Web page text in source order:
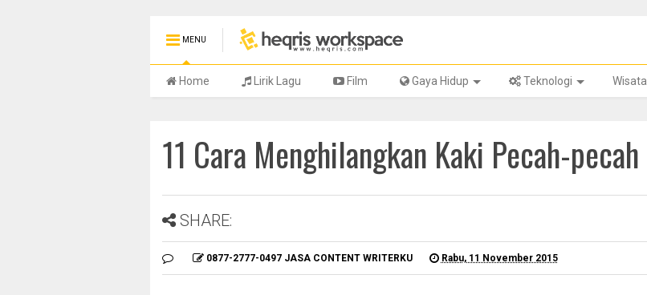
MENU
Home Lirik Lagu Film Gaya Hidup Teknologi Wisata
11 Cara Menghilangkan Kaki Pecah-pecah
SHARE:
0877-2777-0497 JASA CONTENT WRITERKU Rabu, 11 November 2015